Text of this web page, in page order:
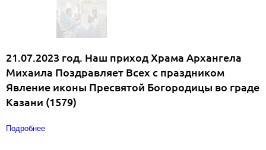
21.07.2023 год. Наш приход Храма Архангела
Михаила Поздравляет Всех с праздником
Явление иконы Пресвятой Богородицы во граде
Казани (1579)
Подробнее